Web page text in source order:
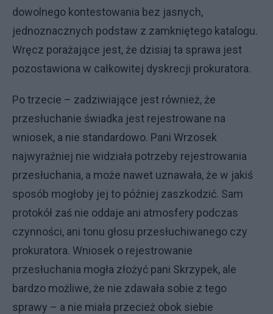
dowolnego kontestowania bez jasnych,
jednoznacznych podstaw z zamkniętego katalogu.
Wręcz porażające jest, że dzisiaj ta sprawa jest
pozostawiona w całkowitej dyskrecji prokuratora.
Po trzecie – zadziwiające jest również, że
przesłuchanie świadka jest rejestrowane na
wniosek, a nie standardowo. Pani Wrzosek
najwyraźniej nie widziała potrzeby rejestrowania
przesłuchania, a może nawet uznawała, że w jakiś
sposób mogłoby jej to później zaszkodzić. Sam
protokół zaś nie oddaje ani atmosfery podczas
czynności, ani tonu głosu przesłuchiwanego czy
prokuratora. Wniosek o rejestrowanie
przesłuchania mogła złożyć pani Skrzypek, ale
bardzo możliwe, że nie zdawała sobie z tego
sprawy – a nie miała przecież obok siebie